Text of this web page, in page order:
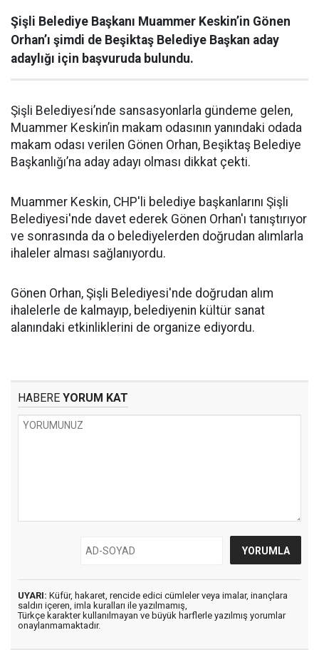
Şişli Belediye Başkanı Muammer Keskin’in Gönen
Orhan’ı şimdi de Beşiktaş Belediye Başkan aday
adaylığı için başvuruda bulundu.
Şişli Belediyesi’nde sansasyonlarla gündeme gelen,
Muammer Keskin’in makam odasının yanındaki odada
makam odası verilen Gönen Orhan, Beşiktaş Belediye
Başkanlığı’na aday adayı olması dikkat çekti.
Muammer Keskin, CHP'li belediye başkanlarını Şişli
Belediyesi'nde davet ederek Gönen Orhan'ı tanıştırıyor
ve sonrasında da o belediyelerden doğrudan alımlarla
ihaleler alması sağlanıyordu.
Gönen Orhan, Şişli Belediyesi'nde doğrudan alım
ihalelerle de kalmayıp, belediyenin kültür sanat
alanındaki etkinliklerini de organize ediyordu.
HABERE YORUM KAT
UYARI: Küfür, hakaret, rencide edici cümleler veya imalar, inançlara
saldırı içeren, imla kuralları ile yazılmamış,
Türkçe karakter kullanılmayan ve büyük harflerle yazılmış yorumlar
onaylanmamaktadır.